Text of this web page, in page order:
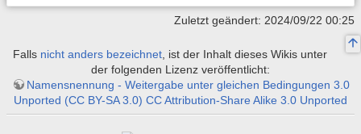
Zuletzt geändert: 2024/09/22 00:25
Falls nicht anders bezeichnet , ist der Inhalt dieses Wikis unter
der folgenden Lizenz veröffentlicht:
Namensnennung - Weitergabe unter gleichen Bedingungen 3.0
Unported (CC BY-SA 3.0) CC Attribution-Share Alike 3.0 Unported